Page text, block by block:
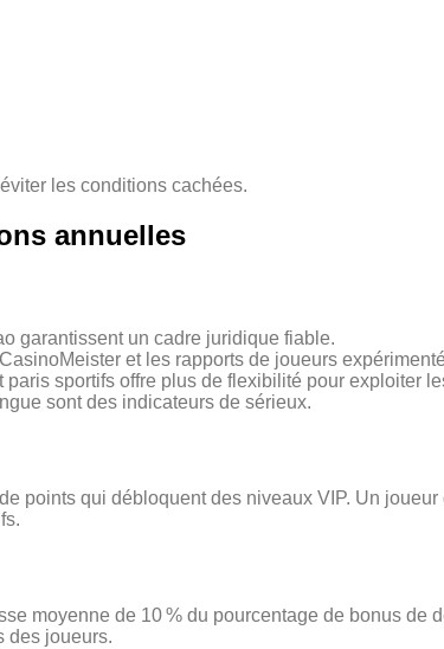
les conditions cachées.
annuelles
garantissent un cadre juridique fiable.
et les rapports de joueurs
sportifs offre plus de flexibilité pour exploiter
sont des indicateurs de sérieux.
points qui débloquent des niveaux VIP. Un
moyenne de 10 % du pourcentage de bonus
des joueurs.